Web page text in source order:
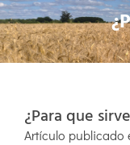
¿Para que
Artículo publicado